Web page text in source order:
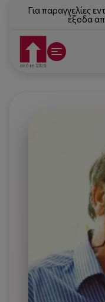
Για παραγγελίες
έξοδα